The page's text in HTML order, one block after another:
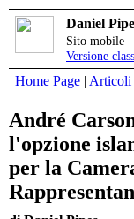
Daniel
Sito mobile
Versione
Home Page | Articoli
André
l'opzione
per la